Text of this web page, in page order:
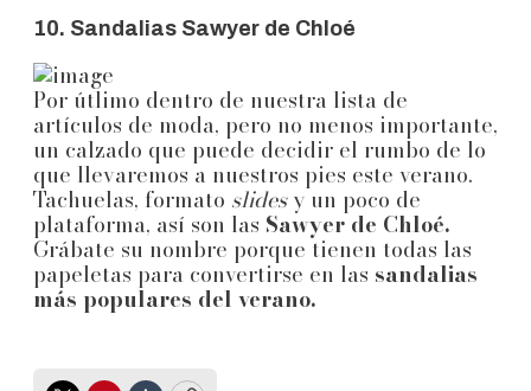
10. Sandalias Sawyer de Chloé
Por útlimo dentro de nuestra lista de
artículos de moda, pero no menos importante,
un calzado que puede decidir el rumbo de lo
que llevaremos a nuestros pies este verano.
Tachuelas, formato slidesy un poco de
plataforma, así son las Sawyer de Chloé.
Grábate su nombre porque tienen todas las
papeletas para convertirse en las sandalias
más populares del verano.